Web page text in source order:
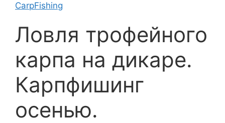
CarpFishing
Ловля трофейного
карпа на дикаре.
Карпфишинг
осенью.